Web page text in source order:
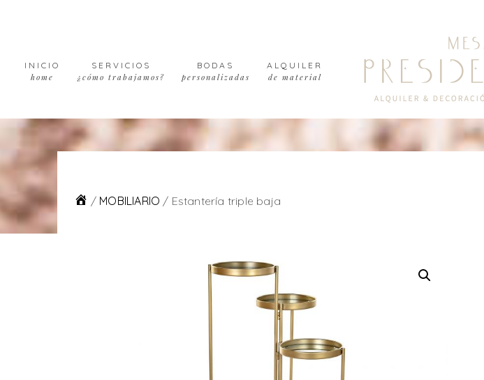
navigation
contentINICIO
home
SERVICIOS
¿cómo trabajamos?
BODAS
personalizadas
ALQUILER
de material
/ MOBILIARIO / Estantería triple baja